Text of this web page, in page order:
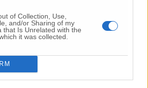
of Collection, Use,
and/or Sharing of my
that Is Unrelated with the
it was collected.
il compagno: “L’ho ammazzata”
auto e moto a Numana:
in eliambulanza a Torrette
all’asilo, parla il sindaco:
in mattinata,anche i miei figli